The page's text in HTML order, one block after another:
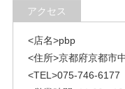
アクセス
<店名>pbp
<住所>京都府京都市
<TEL>075-746-6177